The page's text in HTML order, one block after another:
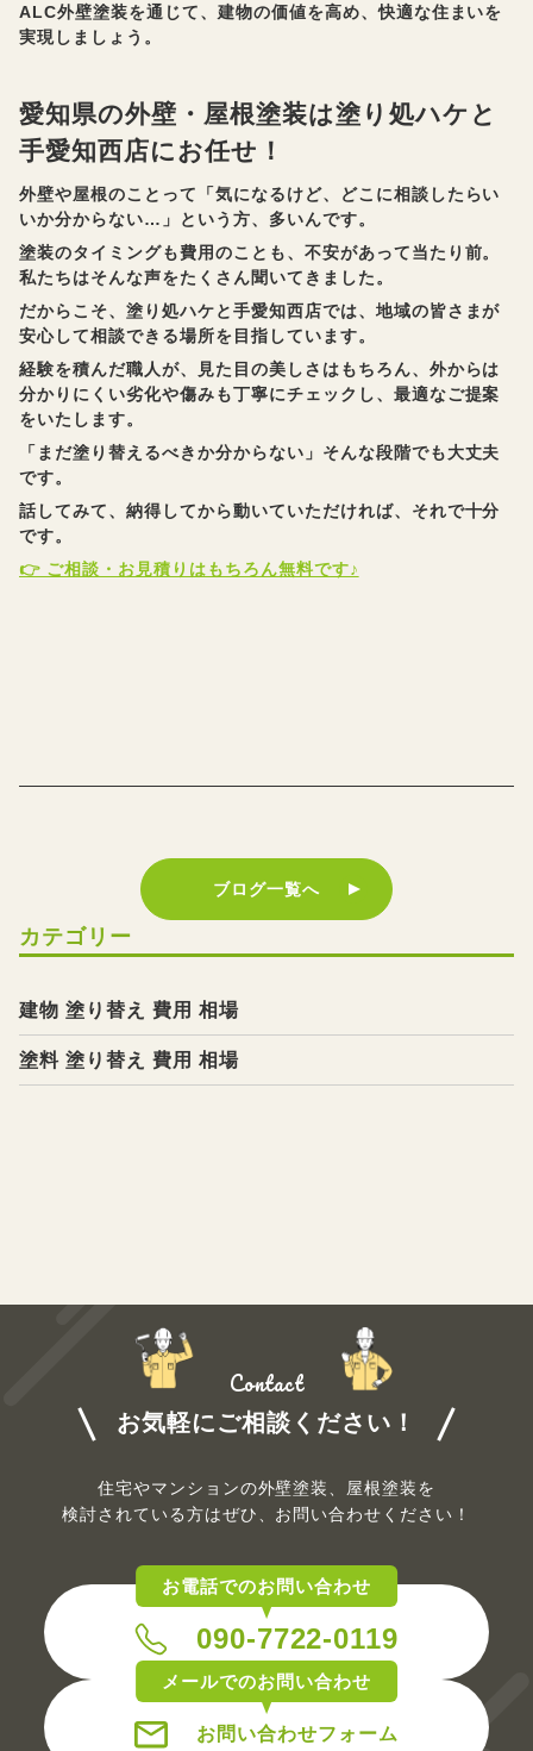
ALC外壁塗装を通じて、建物の価値を高め、快適な住まいを
実現しましょう。
愛知県の外壁・屋根塗装は塗り処ハケと
手愛知西店にお任せ！
外壁や屋根のことって「気になるけど、どこに相談したらい
いか分からない…」という方、多いんです。
塗装のタイミングも費用のことも、不安があって当たり前。
私たちはそんな声をたくさん聞いてきました。
だからこそ、塗り処ハケと手愛知西店では、地域の皆さまが
安心して相談できる場所を目指しています。
経験を積んだ職人が、見た目の美しさはもちろん、外からは
分かりにくい劣化や傷みも丁寧にチェックし、最適なご提案
をいたします。
「まだ塗り替えるべきか分からない」そんな段階でも大丈夫
です。
話してみて、納得してから動いていただければ、それで十分
です。
👉 ご相談・お見積りはもちろん無料です♪
ブログ一覧へ
カテゴリー
建物 塗り替え 費用 相場
塗料 塗り替え 費用 相場
Contact
お気軽にご相談ください！
住宅やマンションの外壁塗装、屋根塗装を
検討されている方はぜひ、お問い合わせください！
お電話でのお問い合わせ
090-7722-0119
メールでのお問い合わせ
お問い合わせフォーム